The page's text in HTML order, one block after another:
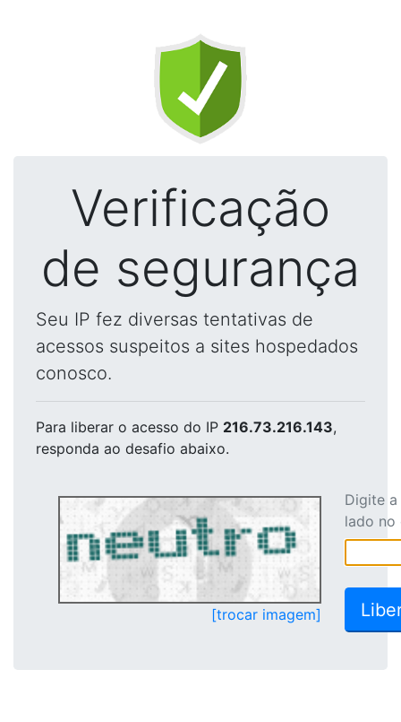
Verificação
de segurança
Seu IP fez diversas tentativas de
acessos suspeitos a sites hospedados
conosco.
Para liberar o acesso do IP 216.73.216.143,
responda ao desafio abaixo.
[trocar imagem]
Digite
lado no